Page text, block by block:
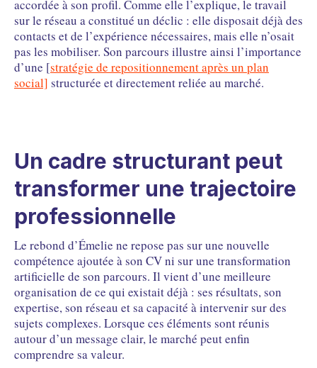
accordée à son profil. Comme elle l’explique, le travail
sur le réseau a constitué un déclic : elle disposait déjà des
contacts et de l’expérience nécessaires, mais elle n’osait
pas les mobiliser. Son parcours illustre ainsi l’importance
d’une [stratégie de repositionnement après un plan
social] structurée et directement reliée au marché.
Un cadre structurant peut
transformer une trajectoire
professionnelle
Le rebond d’Émelie ne repose pas sur une nouvelle
compétence ajoutée à son CV ni sur une transformation
artificielle de son parcours. Il vient d’une meilleure
organisation de ce qui existait déjà : ses résultats, son
expertise, son réseau et sa capacité à intervenir sur des
sujets complexes. Lorsque ces éléments sont réunis
autour d’un message clair, le marché peut enfin
comprendre sa valeur.